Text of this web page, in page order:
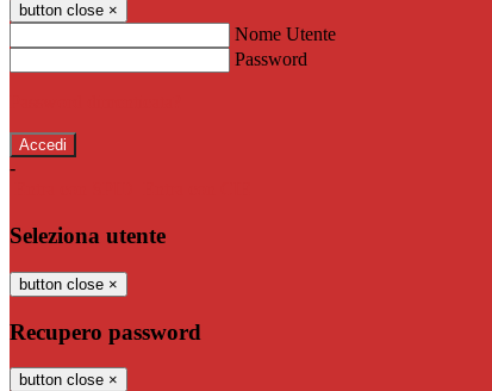
button close ×
Nome Utente
Password
-
Seleziona utente
button close ×
Recupero password
button close ×